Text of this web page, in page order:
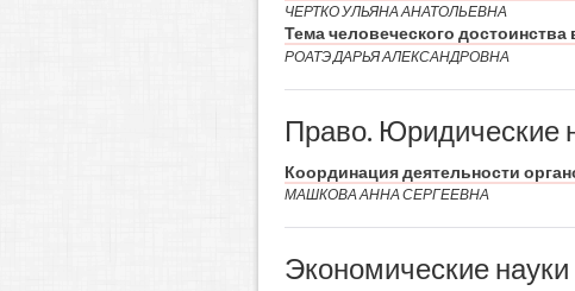
ЧЕРТКО УЛЬЯНА АНАТОЛЬЕВНА
Тема человеческого
РОАТЭ ДАРЬЯ АЛЕКСАНДРОВНА
Право. Юридические
Координация деятельности
МАШКОВА АННА СЕРГЕЕВНА
Экономические науки